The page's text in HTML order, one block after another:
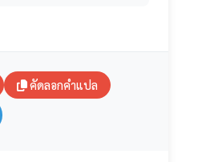
คัดลอกคำแปล